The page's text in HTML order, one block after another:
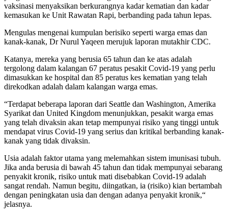
vaksinasi menyaksikan berkurangnya kadar kematian dan kadar
kemasukan ke Unit Rawatan Rapi, berbanding pada tahun lepas.
Mengulas mengenai kumpulan berisiko seperti warga emas dan
kanak-kanak, Dr Nurul Yaqeen merujuk laporan mutakhir CDC.
Katanya, mereka yang berusia 65 tahun dan ke atas adalah
tergolong dalam kalangan 67 peratus pesakit Covid-19 yang perlu
dimasukkan ke hospital dan 85 peratus kes kematian yang telah
direkodkan adalah dalam kalangan warga emas.
“Terdapat beberapa laporan dari Seattle dan Washington, Amerika
Syarikat dan United Kingdom menunjukkan, pesakit warga emas
yang telah divaksin akan tetap mempunyai risiko yang tinggi untuk
mendapat virus Covid-19 yang serius dan kritikal berbanding kanak-
kanak yang tidak divaksin.
Usia adalah faktor utama yang melemahkan sistem imunisasi tubuh.
Jika anda berusia di bawah 45 tahun dan tidak mempunyai sebarang
penyakit kronik, risiko untuk mati disebabkan Covid-19 adalah
sangat rendah. Namun begitu, diingatkan, ia (risiko) kian bertambah
dengan peningkatan usia dan dengan adanya penyakit kronik,“
jelasnya.